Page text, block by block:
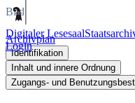
Digitaler Lesesaal
Login
Bild
Archivplan
Identifikation
Inhalt und innere Ordnung
Zugangs- und